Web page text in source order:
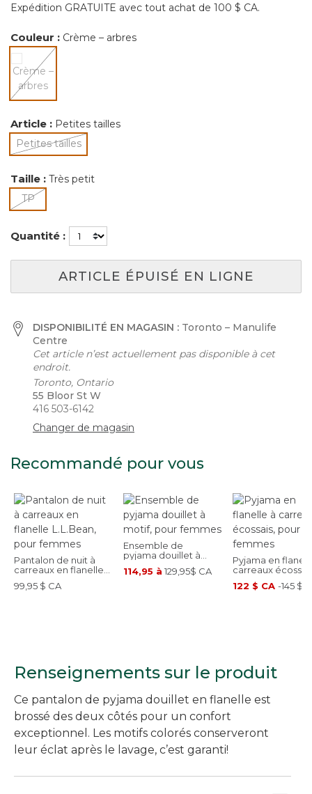
Expédition GRATUITE avec tout achat de 100 $ CA.
Couleur : Crème – arbres
sélectionné
Article : Petites tailles
Petites tailles
sélectionné
Taille : Très petit
TPsélectionné
Quantité :
ARTICLE ÉPUISÉ EN LIGNE
DISPONIBILITÉ EN MAGASIN : Toronto – Manulife
Centre
Cet article n’est actuellement pas disponible à cet
endroit.
Toronto, Ontario
55 Bloor St W
416 503-6142
Changer de magasin
Recommandé pour vous
Pantalon de nuit à
carreaux en flanelle
L.L.Bean, pour
femmes
99,95 $ CA
Ensemble de
pyjama douillet à
motif, pour femmes
114,95 à 129,95$ CA
Pyjama en
carreaux
pour femmes
122 $ CA -145 $
Renseignements sur le produit
Ce pantalon de pyjama douillet en flanelle est
brossé des deux côtés pour un confort
exceptionnel. Les motifs colorés conserveront
leur éclat après le lavage, c’est garanti!